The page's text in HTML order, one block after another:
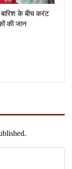
बारिश के बीच करंट
की जान